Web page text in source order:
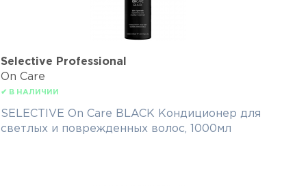
Selective Professional
On Care
✔ В НАЛИЧИИ
SELECTIVE On Care BLACK Кондиционер для
светлых и поврежденных волос, 1000мл